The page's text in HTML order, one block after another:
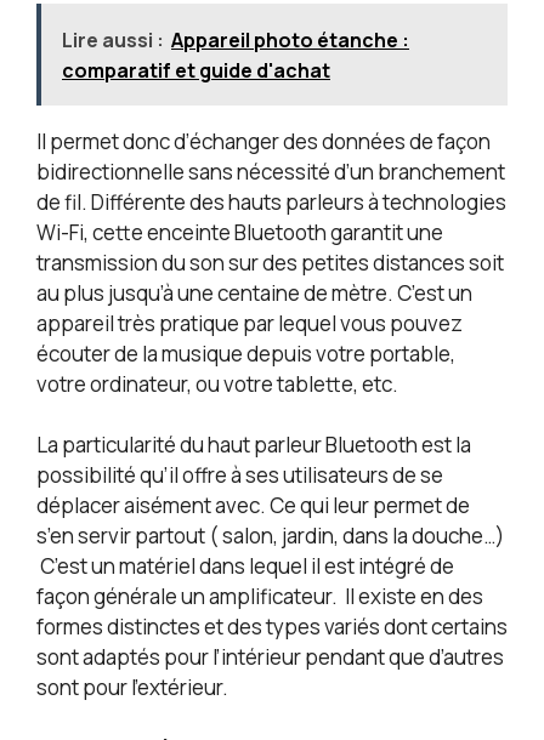
Lire aussi : Appareil photo étanche :
comparatif et guide d'achat
Il permet donc d’échanger des données de façon
bidirectionnelle sans nécessité d’un branchement
de fil. Différente des hauts parleurs à technologies
Wi-Fi, cette enceinte Bluetooth garantit une
transmission du son sur des petites distances soit
au plus jusqu’à une centaine de mètre. C’est un
appareil très pratique par lequel vous pouvez
écouter de la musique depuis votre portable,
votre ordinateur, ou votre tablette, etc.
La particularité du haut parleur Bluetooth est la
possibilité qu’il offre à ses utilisateurs de se
déplacer aisément avec. Ce qui leur permet de
s’en servir partout ( salon, jardin, dans la douche…)
C’est un matériel dans lequel il est intégré de
façon générale un amplificateur. Il existe en des
formes distinctes et des types variés dont certains
sont adaptés pour l’intérieur pendant que d’autres
sont pour l’extérieur.